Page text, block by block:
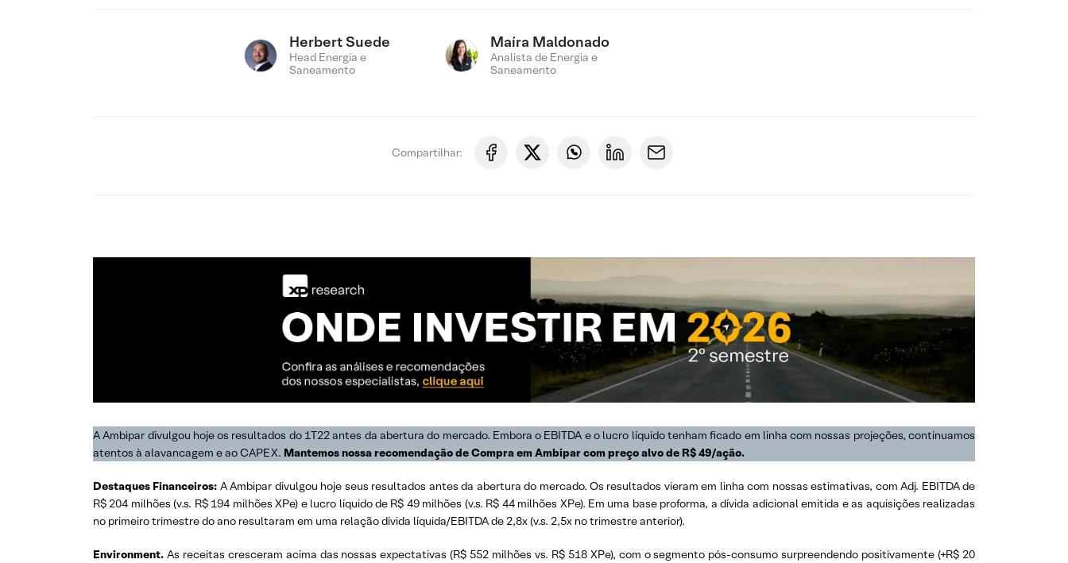
Herbert Suede
Head Energia e
Saneamento
Maíra Maldonado
Analista de Energia e
Saneamento
Compartilhar:
A Ambipar divulgou hoje os resultados do 1T22 antes da abertura do mercado. Embora o EBITDA e o lucro líquido tenham ficado em linha com nossas projeções, continuamos
atentos à alavancagem e ao CAPEX. Mantemos nossa recomendação de Compra em Ambipar com preço alvo de R$ 49/ação.
Destaques Financeiros: A Ambipar divulgou hoje seus resultados antes da abertura do mercado. Os resultados vieram em linha com nossas estimativas, com Adj. EBITDA de
R$ 204 milhões (v.s. R$ 194 milhões XPe) e lucro líquido de R$ 49 milhões (v.s. R$ 44 milhões XPe). Em uma base proforma, a dívida adicional emitida e as aquisições realizadas
no primeiro trimestre do ano resultaram em uma relação dívida líquida/EBITDA de 2,8x (v.s. 2,5x no trimestre anterior).
Environment. As receitas cresceram acima das nossas expectativas (R$ 552 milhões vs. R$ 518 XPe), com o segmento pós-consumo surpreendendo positivamente (+R$ 20